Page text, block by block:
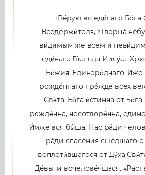
1Вéрую во еди́наго Бóга
Вседержи́теля, 2Творцá
ви́димым же всем и
еди́наго Го́спода Иису́са
Бо́жия, Единоро́днаго, И́же
рожде́ннаго пре́жде всех
Све́та, Бо́га и́стинна от Бо́га
рожде́нна, несотворе́нна,
И́мже вся бы́ша. Нас рáди
рáди спасéния сшéдшаго с
воплоти́вшагося от Ду́ха
Дéвы, и вочеловéчшася. 4